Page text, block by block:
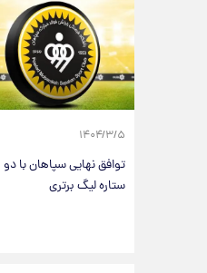
۱۴۰۴/۳/۵
توافق نهایی سپاهان با دو
ستاره لیگ برتری